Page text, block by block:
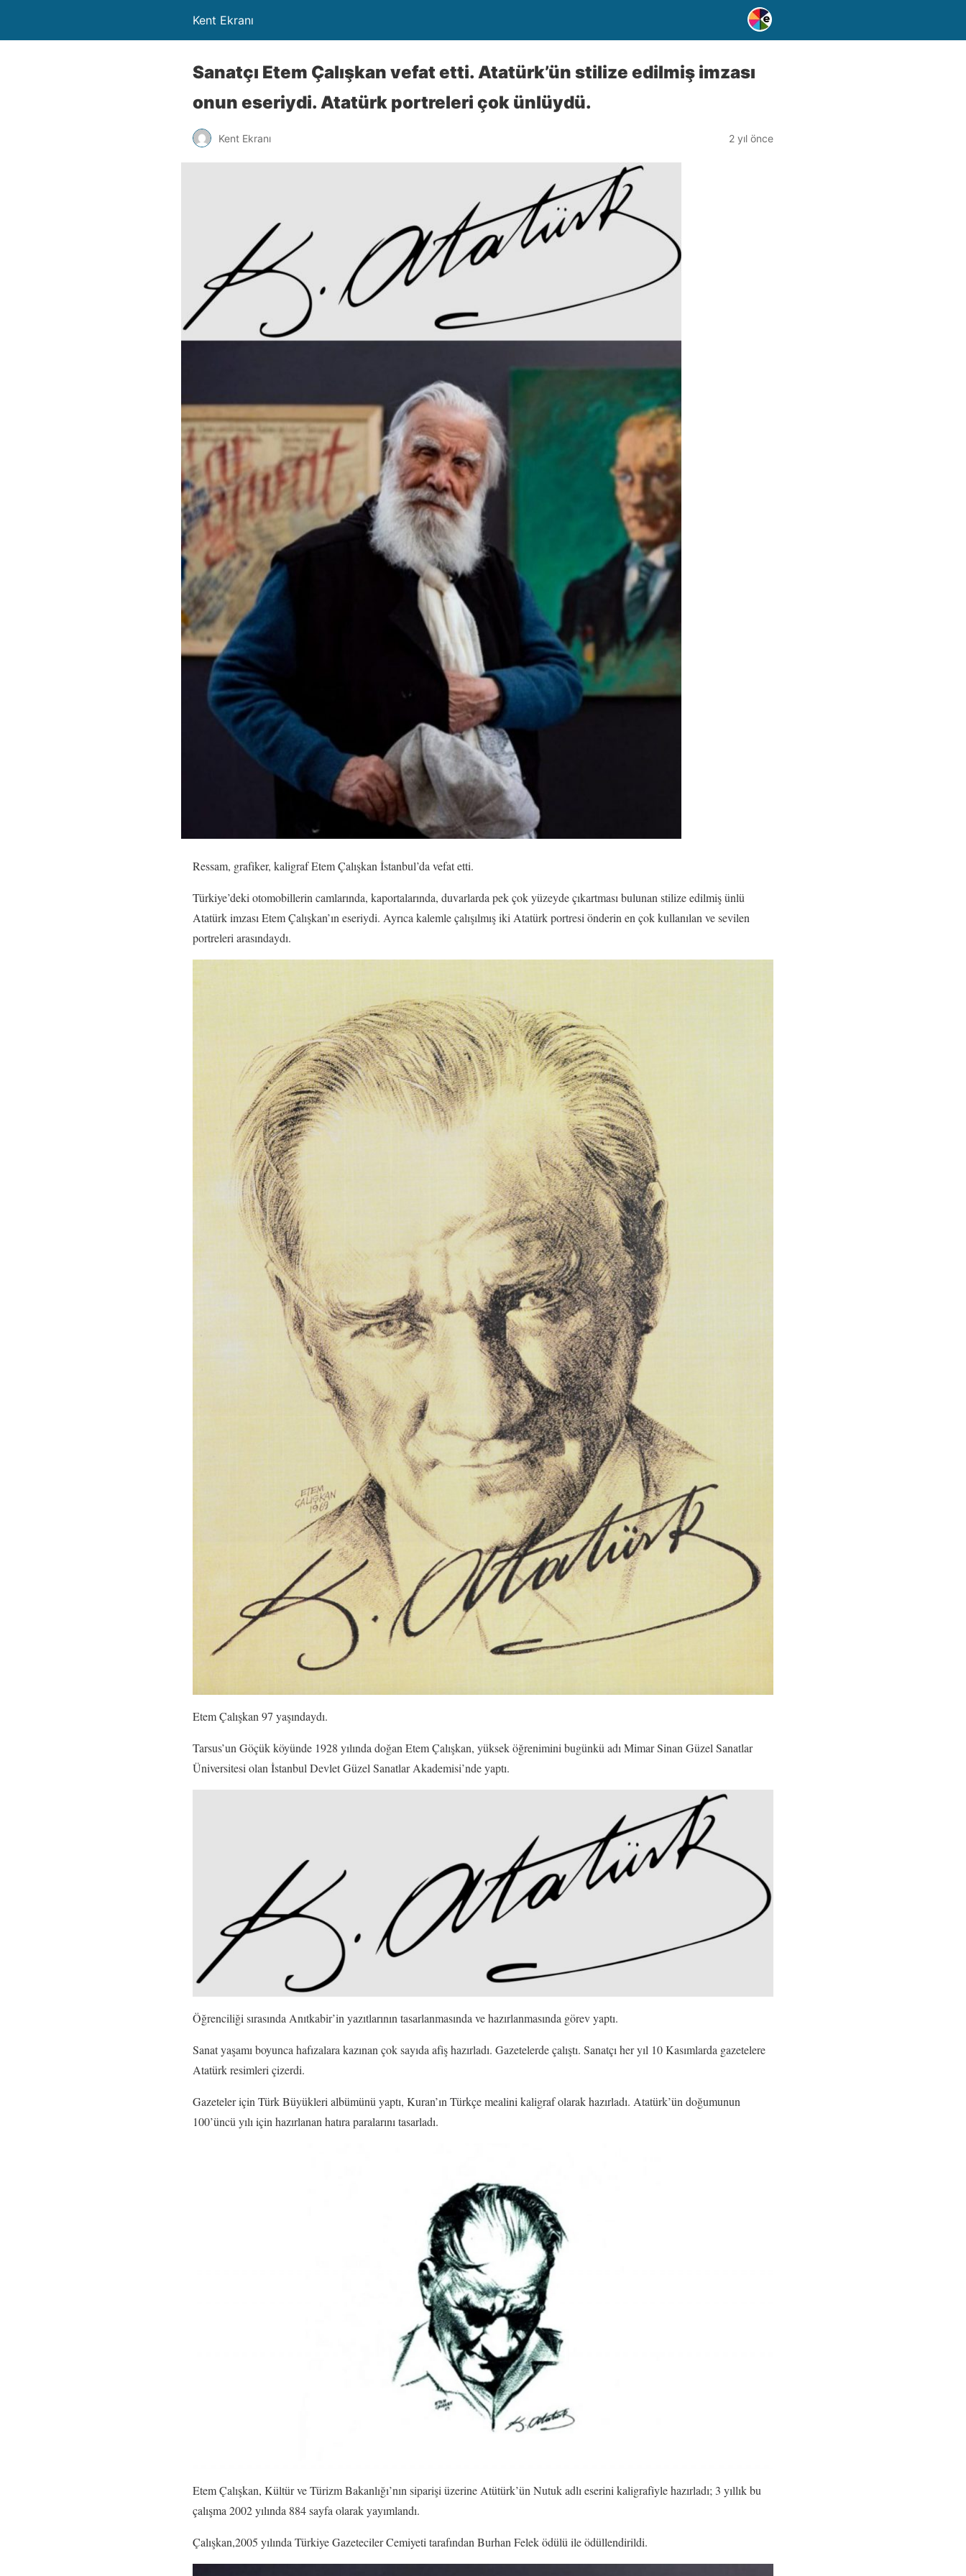
Kent Ekranı
Sanatçı Etem Çalışkan vefat etti. Atatürk’ün stilize edilmiş imzası
onun eseriydi. Atatürk portreleri çok ünlüydü.
Kent Ekranı 2 yıl önce
Ressam, grafiker, kaligraf Etem Çalışkan İstanbul’da vefat etti.
Türkiye’deki otomobillerin camlarında, kaportalarında, duvarlarda pek çok yüzeyde çıkartması bulunan stilize edilmiş ünlü
Atatürk imzası Etem Çalışkan’ın eseriydi. Ayrıca kalemle çalışılmış iki Atatürk portresi önderin en çok kullanılan ve sevilen
portreleri arasındaydı.
Etem Çalışkan 97 yaşındaydı.
Tarsus’un Göçük köyünde 1928 yılında doğan Etem Çalışkan, yüksek öğrenimini bugünkü adı Mimar Sinan Güzel Sanatlar
Üniversitesi olan İstanbul Devlet Güzel Sanatlar Akademisi’nde yaptı.
Öğrenciliği sırasında Anıtkabir’in yazıtlarının tasarlanmasında ve hazırlanmasında görev yaptı.
Sanat yaşamı boyunca hafızalara kazınan çok sayıda afiş hazırladı. Gazetelerde çalıştı. Sanatçı her yıl 10 Kasımlarda gazetelere
Atatürk resimleri çizerdi.
Gazeteler için Türk Büyükleri albümünü yaptı, Kuran’ın Türkçe mealini kaligraf olarak hazırladı. Atatürk’ün doğumunun
100’üncü yılı için hazırlanan hatıra paralarını tasarladı.
Etem Çalışkan, Kültür ve Türizm Bakanlığı’nın siparişi üzerine Atütürk’ün Nutuk adlı eserini kaligrafiyle hazırladı; 3 yıllık bu
çalışma 2002 yılında 884 sayfa olarak yayımlandı.
Çalışkan,2005 yılında Türkiye Gazeteciler Cemiyeti tarafından Burhan Felek ödülü ile ödüllendirildi.